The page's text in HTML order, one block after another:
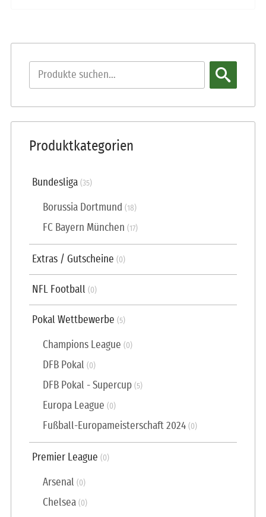
Produktkategorien
Bundesliga (35)
Borussia Dortmund (18)
FC Bayern München (17)
Extras / Gutscheine (0)
NFL Football (0)
Pokal Wettbewerbe (5)
Champions League (0)
DFB Pokal (0)
DFB Pokal - Supercup (5)
Europa League (0)
Fußball-Europameisterschaft 2024 (0)
Premier League (0)
Arsenal (0)
Chelsea (0)